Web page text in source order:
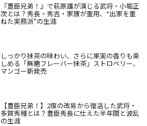
『豊臣兄弟！』で萩原護が演じる武将・小堀正
次とは？秀長・秀吉・家康が重用、“出家を重
ねた実務派”の生涯
しっかり抹茶の味わい、さらに果実の香りも楽
しめる「無糖フレーバー抹茶」ストロベリー、
マンゴー新発売
【豊臣兄弟！】2度の改易から復活した武将・
多賀秀種とは？豊臣秀長に仕えた半年間と波乱
の生涯